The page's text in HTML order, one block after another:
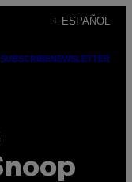
+ ESPAÑOL
SUBSCRIBENEWSLETTER